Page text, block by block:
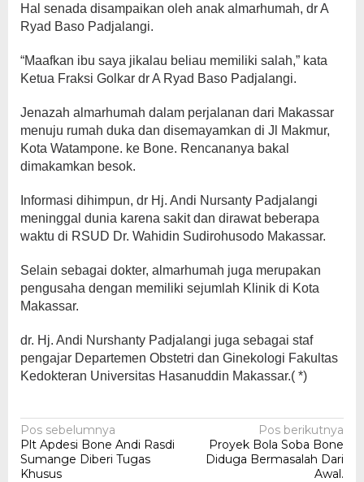
Hal senada disampaikan oleh anak almarhumah, dr A
Ryad Baso Padjalangi.
“Maafkan ibu saya jikalau beliau memiliki salah,” kata
Ketua Fraksi Golkar dr A Ryad Baso Padjalangi.
Jenazah almarhumah dalam perjalanan dari Makassar
menuju rumah duka dan disemayamkan di Jl Makmur,
Kota Watampone. ke Bone. Rencananya bakal
dimakamkan besok.
Informasi dihimpun, dr Hj. Andi Nursanty Padjalangi
meninggal dunia karena sakit dan dirawat beberapa
waktu di RSUD Dr. Wahidin Sudirohusodo Makassar.
Selain sebagai dokter, almarhumah juga merupakan
pengusaha dengan memiliki sejumlah Klinik di Kota
Makassar.
dr. Hj. Andi Nurshanty Padjalangi juga sebagai staf
pengajar Departemen Obstetri dan Ginekologi Fakultas
Kedokteran Universitas Hasanuddin Makassar.( *)
Navigasi
pos
Pos sebelumnya
Plt Apdesi Bone Andi Rasdi
Sumange Diberi Tugas
Khusus
Pos berikutnya
Proyek Bola Soba Bone
Diduga Bermasalah Dari
Awal.